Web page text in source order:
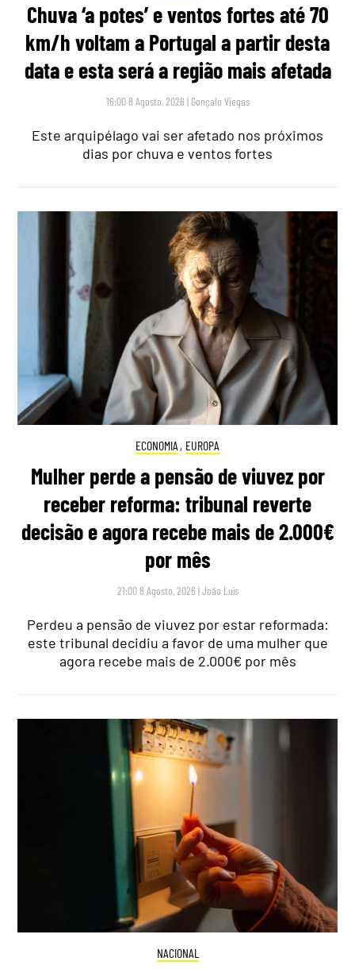
Chuva ‘a potes’ e ventos fortes até 70
km/h voltam a Portugal a partir desta
data e esta será a região mais afetada
16:00 8 Agosto, 2026 | Gonçalo Viegas
Este arquipélago vai ser afetado nos próximos
dias por chuva e ventos fortes
ECONOMIA , EUROPA
Mulher perde a pensão de viuvez por
receber reforma: tribunal reverte
decisão e agora recebe mais de 2.000€
por mês
21:00 8 Agosto, 2026 |João Luís
Perdeu a pensão de viuvez por estar reformada:
este tribunal decidiu a favor de uma mulher que
agora recebe mais de 2.000€ por mês
NACIONAL